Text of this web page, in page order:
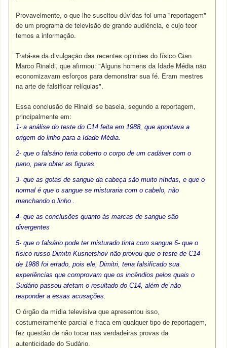
Provavelmente, o que lhe suscitou dúvidas foi uma "reportagem"
de um programa de televisão de grande audiência, e cujo teor
temos a informação.
Tratá-se da divulgação das recentes opiniões do físico Gian
Marco Rinaldi, que afirmou: "Alguns homens da Idade Média não
economizavam esforços para demonstrar sua fé. Eram mestres
na arte de falsificar relíquias".
Essa conclusão de Rinaldi se baseia, segundo a reportagem,
principalmente em:
1- a análise do teste do C14 feita em 1988, que apontava a
origem do linho para a Idade Média.
2- que o falsário teria coberto o corpo de um cadáver com o
pano, para obter as figuras.
3- que as gotas de sangue da cabeça são muito nítidas, e que o
normal é que o sangue se misturaria com o cabelo, não
manchando o linho .
4- que as conclusões quanto às marcas de sangue são
divergentes
5- que o falsário pode ter misturado tinta com sangue 6- que o
físico russo Dimitri Kusnetshov não provou que o teste de C14
de 1988 foi errado, pois ele, Dimitri, teria falsificado sua
experiências que comprovam que os incêndios pelos quais o
Sudário passou afetam o resultado do C14, além de não
responder a essas acusações.
O órgão da mídia televisiva que apresentou isso,
costumeiramente parcial e fraca em qualquer tipo de reportagem,
fez questão de não tocar nas verdadeiras provas da
autenticidade do Sudário.